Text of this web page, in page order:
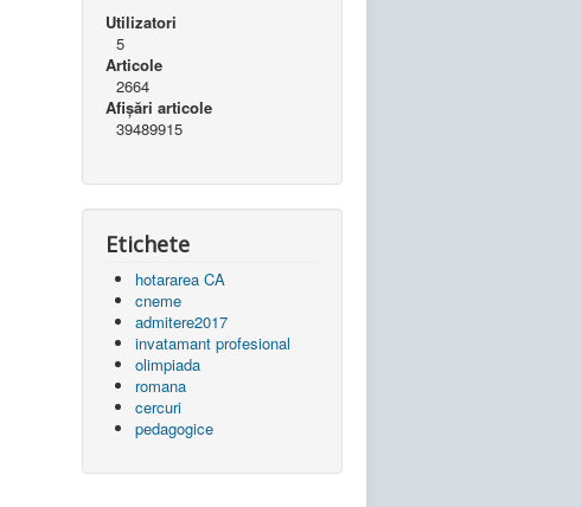
Utilizatori
5
Articole
2664
Afișări articole
39489915
Etichete
hotararea CA
cneme
admitere2017
invatamant profesional
olimpiada
romana
cercuri
pedagogice